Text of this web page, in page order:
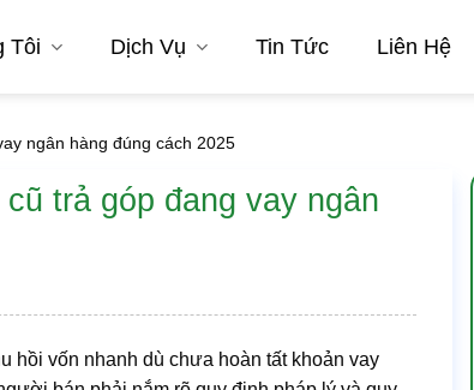
Tôi Dịch Vụ Tin Tức Liên Hệ
ngân hàng đúng cách 2025
trả góp đang vay ngân
hồi vốn nhanh dù chưa hoàn tất khoản vay